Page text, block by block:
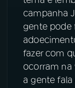
YouTube
Instagram
TikTok
campanha
gente pode
fazer com
ocorram na
a gente